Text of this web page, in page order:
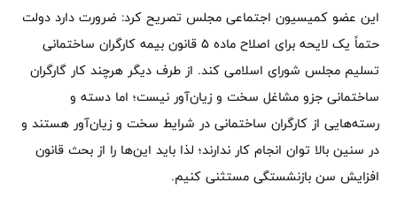
این عضو کمیسیون اجتماعی مجلس تصریح کرد: ضرورت دارد دولت
حتماً یک لایحه برای اصلاح ماده ۵ قانون بیمه کارگران ساختمانی
تسلیم مجلس شورای اسلامی کند. از طرف دیگر هرچند کار گارگران
ساختمانی جزو مشاغل سخت و زیان‌آور نیست؛ اما دسته‌ و
رسته‌هایی از کارگران ساختمانی در شرایط سخت و زیان‌آور هستند و
در سنین بالا توان انجام کار ندارند؛ لذا باید این‌ها را از بحث قانون
افزایش سن بازنشستگی مستثنی کنیم.